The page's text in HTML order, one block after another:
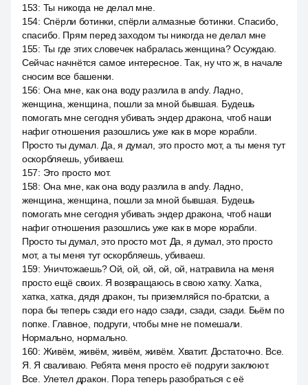
153: Ты никогда не делал мне.
154: Спёрли ботинки, спёрли алмазные ботинки. Спасибо,
спасибо. Прям перед заходом ты никогда не делал мне
155: Ты где этих словечек набралась женщина? Осуждаю.
Сейчас начнётся самое интересное. Так, ну что ж, в начале
сносим все башенки.
156: Она мне, как она воду разлила в andy. Ладно,
женщина, женщина, пошли за мной бывшая. Будешь
помогать мне сегодня убивать эндер дракона, чтоб наши
нафиг отношения разошлись уже как в море корабли.
Просто ты думал. Да, я думал, это просто мот, а ты меня тут
оскорбляешь, убиваеш.
157: Это просто мот.
158: Она мне, как она воду разлила в andy. Ладно,
женщина, женщина, пошли за мной бывшая. Будешь
помогать мне сегодня убивать эндер дракона, чтоб наши
нафиг отношения разошлись уже как в море корабли.
Просто ты думал, это просто мот. Да, я думал, это просто
мот, а ты меня тут оскорбляешь, убиваеш.
159: Уничтожаешь? Ой, ой, ой, ой, ой, натравила на меня
просто ещё своих. Я возвращаюсь в свою хатку. Хатка,
хатка, хатка, дядя дракон, ты приземляйся по-братски, а
пора бы теперь сзади его надо сзади, сзади, сзади. Бьём по
попке. Главное, подруги, чтобы мне не помешали.
Нормально, нормально.
160: Живём, живём, живём, живём. Хватит. Достаточно. Все.
Я. Я сваливаю. Ребята меня просто её подруги заклюют.
Все. Улетел дракон. Пора теперь разобраться с её